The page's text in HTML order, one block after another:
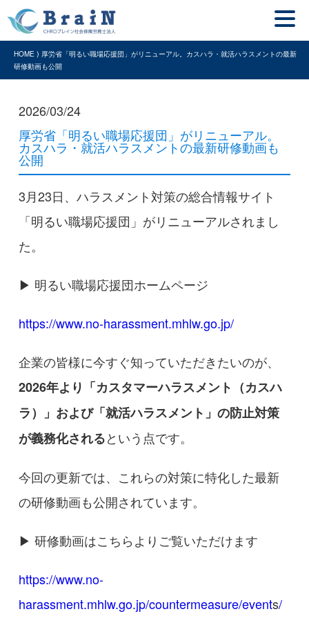
HOME ⟩ 厚労省「明るい職場応援団」がリニューアル。カスハラ・就活ハラスメントの最新
研修動画も公開
2026/03/24
厚労省「明るい職場応援団」がリニューアル。
カスハラ・就活ハラスメントの最新研修動画も
公開
3月23日、ハラスメント対策の総合情報サイト
「明るい職場応援団」がリニューアルされまし
た。
▶ 明るい職場応援団ホームページ
https://www.no-harassment.mhlw.go.jp/
企業の皆様に今すぐ知っていただきたいのが、
2026年より「カスタマーハラスメント（カスハ
ラ）」および「就活ハラスメント」の防止対策
が義務化されるという点です。
今回の更新では、これらの対策に特化した最新
の研修動画も公開されています。
▶ 研修動画はこちらよりご覧いただけます
https://www.no-
harassment.mhlw.go.jp/countermeasure/events/